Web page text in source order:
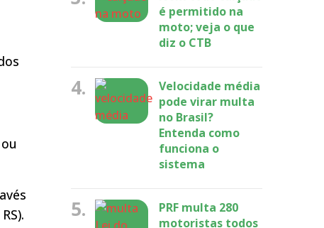
é permitido na
moto; veja o que
diz o CTB
4.
Velocidade média
pode virar multa
no Brasil?
Entenda como
funciona o
sistema
5.
PRF multa 280
motoristas todos